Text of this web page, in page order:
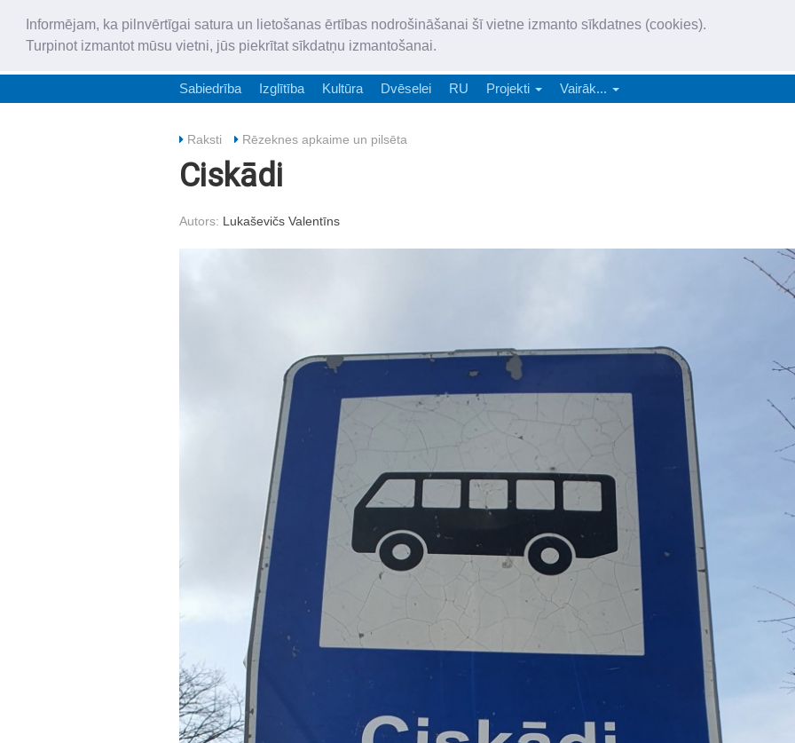
Informējam, ka pilnvērtīgai satura un lietošanas ērtības nodrošināšanai šī vietne izmanto sīkdatnes (cookies).
Turpinot izmantot mūsu vietni, jūs piekrītat sīkdatņu izmantošanai.
„Latgales Laiks” latviešu valodā aptver Daugavpils valstspilsētu,
Sabiedrība Izglītība Kultūra Dvēselei RU Projekti Vairāk...
Raksti Rēzeknes apkaime un pilsēta
Ciskādi
Autors: Lukaševičs Valentīns